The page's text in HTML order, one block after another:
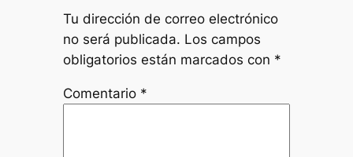
Tu dirección de correo electrónico
no será publicada. Los campos
obligatorios están marcados con *
Comentario *